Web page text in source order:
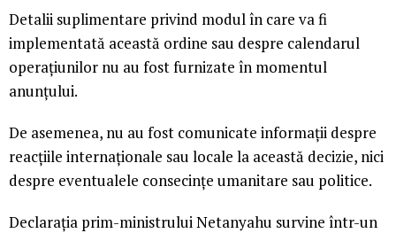
Detalii suplimentare privind modul în care va fi
implementată această ordine sau despre calendarul
operațiunilor nu au fost furnizate în momentul
anunțului.
De asemenea, nu au fost comunicate informații despre
reacțiile internaționale sau locale la această decizie, nici
despre eventualele consecințe umanitare sau politice.
Declarația prim-ministrului Netanyahu survine într-un